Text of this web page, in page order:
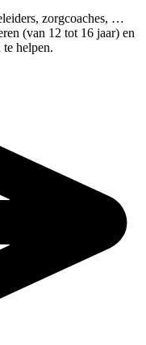
zorgcoaches, …
(van 12 tot 16 jaar) en
helpen.